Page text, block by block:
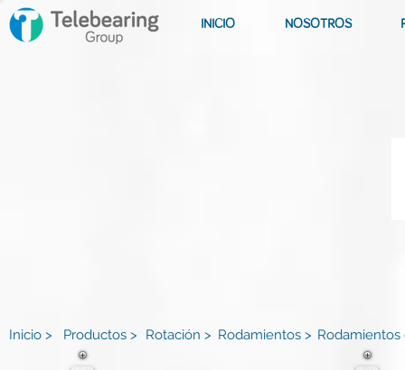
INICIO NOSOTROS
Inicio > Productos > Rotación > Rodamientos > Rodamientos